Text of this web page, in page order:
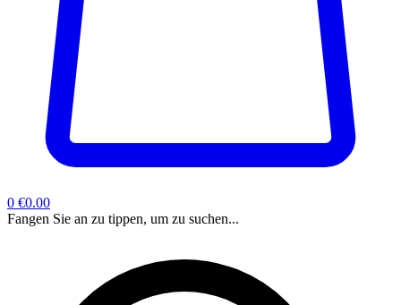
0 €0.00
Fangen Sie an zu tippen, um zu suchen...